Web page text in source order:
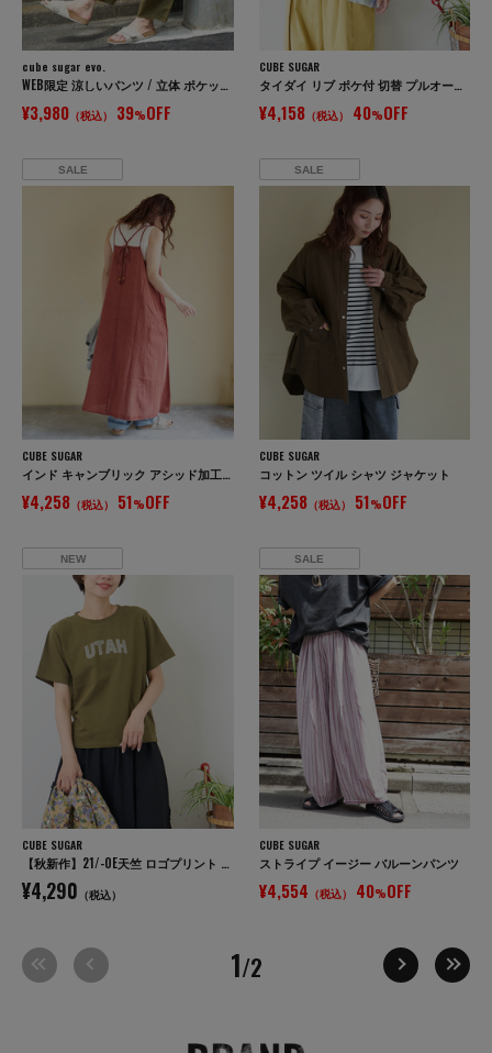
cube sugar evo.
WEB限定 涼しいパンツ / 立体 ポケット イージー コクーンパンツ
¥3,980 （税込） 39%OFF
CUBE SUGAR
タイダイ リブ ポケ付 切替 プルオーバー Tシャツ
¥4,158（税込） 40%OFF
SALE
CUBE SUGAR
インド キャンブリック アシッド加工 キャミワンピース
¥4,258 （税込） 51%OFF
SALE
CUBE SUGAR
コットン ツイル シャツ ジャケット
¥4,258（税込） 51%OFF
NEW
CUBE SUGAR
【秋新作】21/-OE天竺 ロゴプリント ジャストサイズ Tシャツ
¥4,290 （税込）
SALE
CUBE SUGAR
ストライプ イージー バルーンパンツ
¥4,554 （税込） 40%OFF
1/2